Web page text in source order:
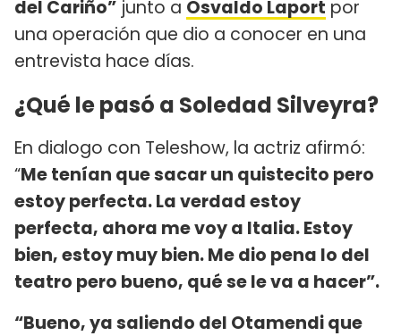
del Cariño” junto a Osvaldo Laport por
una operación que dio a conocer en una
entrevista hace días.
¿Qué le pasó a Soledad Silveyra?
En dialogo con Teleshow, la actriz afirmó:
“Me tenían que sacar un quistecito pero
estoy perfecta. La verdad estoy
perfecta, ahora me voy a Italia. Estoy
bien, estoy muy bien. Me dio pena lo del
teatro pero bueno, qué se le va a hacer”.
“Bueno, ya saliendo del Otamendi que